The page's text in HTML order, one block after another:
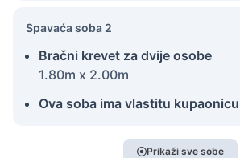
Spavaća soba 2
Bračni krevet za dvije osobe
1.80m x 2.00m
Ova soba ima vlastitu kupaonicu
Prikaži sve sobe